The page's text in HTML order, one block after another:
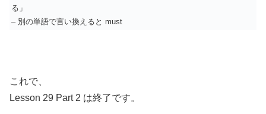
る」
– 別の単語で言い換えると must
これで、
Lesson 29 Part 2 は終了です。